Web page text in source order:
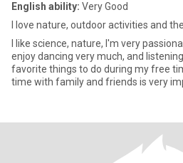
English ability: Very Good
I love nature, outdoor activities and the
I like science, nature, I'm very
enjoy dancing very much, and
favorite things to do during my free
time with family and friends is very